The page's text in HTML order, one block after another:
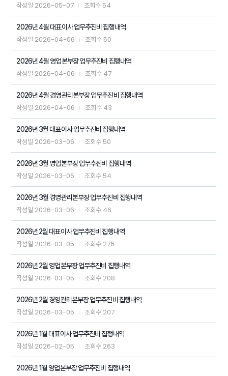
작성일 2026-05-07 조회수 54
2026년 4월 대표이사 업무추진비 집행내역
작성일 2026-04-06 조회수 50
2026년 4월 영업본부장 업무추진비 집행내역
작성일 2026-04-06 조회수 47
2026년 4월 경영관리본부장 업무추진비 집행내역
작성일 2026-04-06 조회수 43
2026년 3월 대표이사 업무추진비 집행내역
작성일 2026-03-06 조회수 50
2026년 3월 영업본부장 업무추진비 집행내역
작성일 2026-03-06 조회수 54
2026년 3월 경영관리본부장 업무추진비 집행내역
작성일 2026-03-06 조회수 46
2026년 2월 대표이사 업무추진비 집행내역
작성일 2026-03-05 조회수 276
2026년 2월 영업본부장 업무추진비 집행내역
작성일 2026-03-05 조회수 208
2026년 2월 경영관리본부장 업무추진비 집행내역
작성일 2026-03-05 조회수 207
2026년 1월 대표이사 업무추진비 집행내역
작성일 2026-02-05 조회수 263
2026년 1월 영업본부장 업무추진비 집행내역